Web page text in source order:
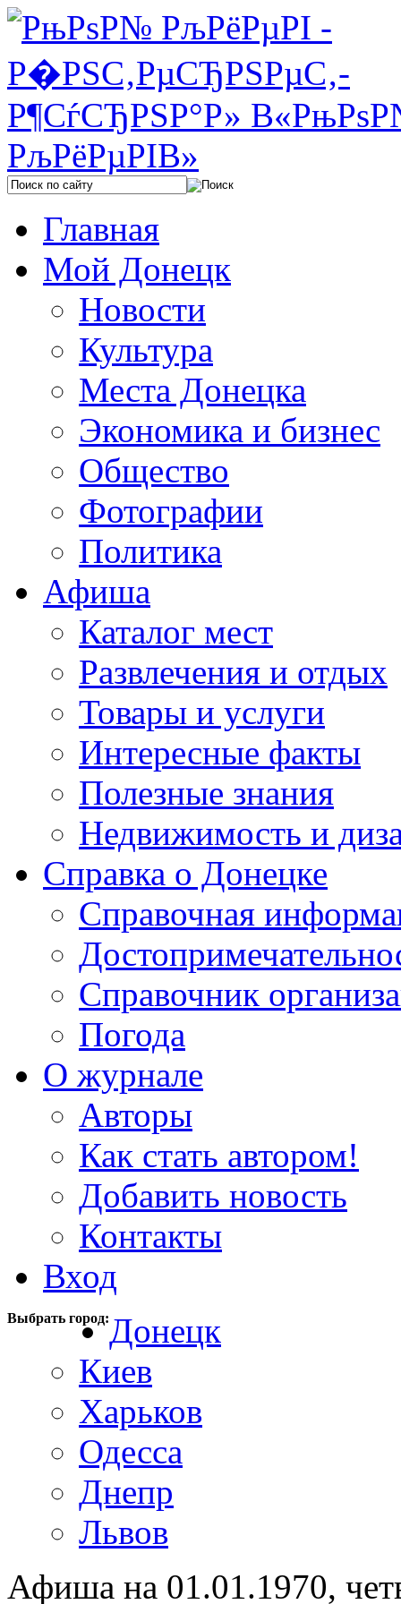
Главная
Мой Донецк
Новости
Культура
Места Донецка
Экономика и бизнес
Общество
Фотографии
Политика
Афиша
Каталог мест
Развлечения и отдых
Товары и услуги
Интересные факты
Полезные знания
Недвижимость и
Справка о Донецке
Справочная
Справочник
Погода
О журнале
Авторы
Как стать автором!
Добавить новость
Контакты
Вход
Выбрать город:Донецк
Киев
Харьков
Одесса
Днепр
Львов
Афиша на 01.01.1970,